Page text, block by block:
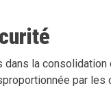
la
par